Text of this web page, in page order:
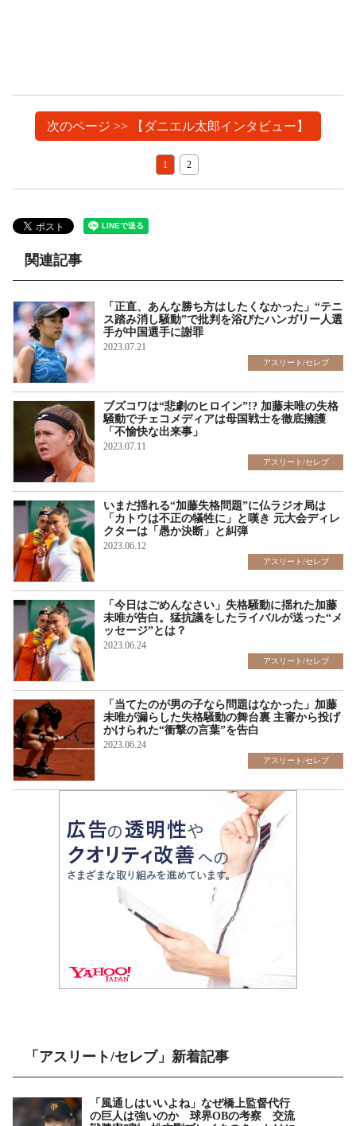
次のページ >> 【ダニエル太郎インタビュー】
1 2
関連記事
「正直、あんな勝ち方はしたくなかった」“テニ
ス踏み消し騒動”で批判を浴びたハンガリー人選
手が中国選手に謝罪
2023.07.21
アスリート/セレブ
ブズコワは“悲劇のヒロイン”!? 加藤未唯の失格
騒動でチェコメディアは母国戦士を徹底擁護
「不愉快な出来事」
2023.07.11
アスリート/セレブ
いまだ揺れる“加藤失格問題”に仏ラジオ局は
「カトウは不正の犠牲に」と嘆き 元大会ディレ
クターは「愚か決断」と糾弾
2023.06.12
アスリート/セレブ
「今日はごめんなさい」失格騒動に揺れた加藤
未唯が告白。猛抗議をしたライバルが送った“メ
ッセージ”とは？
2023.06.24
アスリート/セレブ
「当てたのが男の子なら問題はなかった」加藤
未唯が漏らした失格騒動の舞台裏 主審から投げ
かけられた“衝撃の言葉”を告白
2023.06.24
アスリート/セレブ
「アスリート/セレブ」新着記事
「風通しはいいよね」なぜ橋上監督代行
の巨人は強いのか 球界OBの考察 交流